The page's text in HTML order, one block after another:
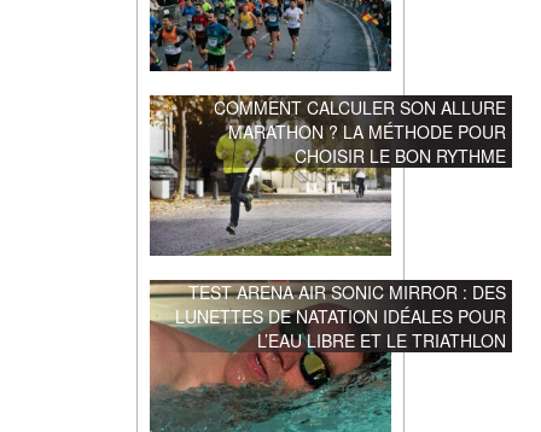
COMMENT CALCULER SON ALLURE
MARATHON ? LA MÉTHODE POUR
CHOISIR LE BON RYTHME
TEST ARENA AIR SONIC MIRROR : DES
LUNETTES DE NATATION IDÉALES POUR
L’EAU LIBRE ET LE TRIATHLON